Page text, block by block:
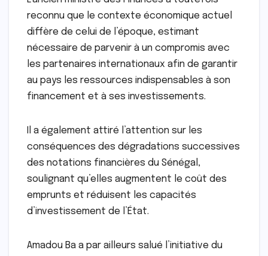
reconnu que le contexte économique actuel
diffère de celui de l’époque, estimant
nécessaire de parvenir à un compromis avec
les partenaires internationaux afin de garantir
au pays les ressources indispensables à son
financement et à ses investissements.
Il a également attiré l’attention sur les
conséquences des dégradations successives
des notations financières du Sénégal,
soulignant qu’elles augmentent le coût des
emprunts et réduisent les capacités
d’investissement de l’État.
Amadou Ba a par ailleurs salué l’initiative du